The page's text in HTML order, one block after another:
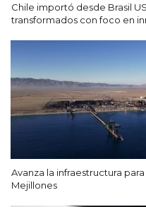
Chile importó desde Brasil
transformados con foco en
Avanza la infraestructura
Mejillones